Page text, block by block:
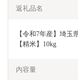
返礼品名
【令和7年産】埼玉
【精米】10kg
内容量